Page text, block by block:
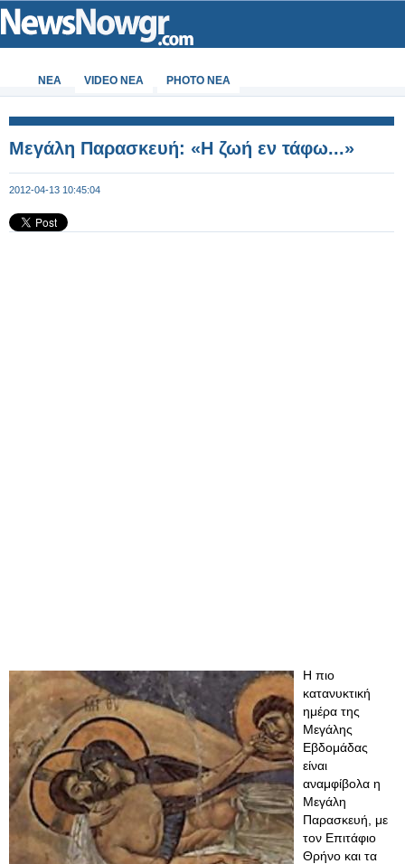
ΝΕΑ VIDEO NEA PHOTO NEA
Μεγάλη Παρασκευή: «Η ζωή εν τάφω...»
2012-04-13 10:45:04
Η πιο
κατανυκτική
ημέρα της
Μεγάλης
Εβδομάδας
είναι
αναμφίβολα η
Μεγάλη
Παρασκευή, με
τον Επιτάφιο
Θρήνο και τα